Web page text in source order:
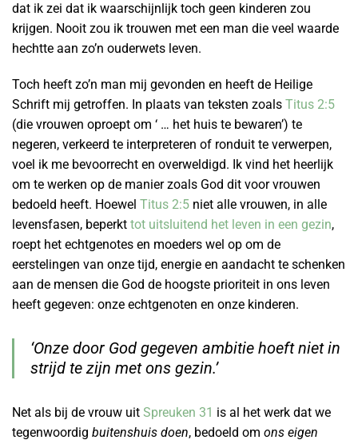
dat ik zei dat ik waarschijnlijk toch geen kinderen zou
krijgen. Nooit zou ik trouwen met een man die veel waarde
hechtte aan zo’n ouderwets leven.
Toch heeft zo’n man mij gevonden en heeft de Heilige
Schrift mij getroffen. In plaats van teksten zoals Titus 2:5
(die vrouwen oproept om ‘ … het huis te bewaren’) te
negeren, verkeerd te interpreteren of ronduit te verwerpen,
voel ik me bevoorrecht en overweldigd. Ik vind het heerlijk
om te werken op de manier zoals God dit voor vrouwen
bedoeld heeft. Hoewel Titus 2:5 niet alle vrouwen, in alle
levensfasen, beperkt tot uitsluitend het leven in een gezin,
roept het echtgenotes en moeders wel op om de
eerstelingen van onze tijd, energie en aandacht te schenken
aan de mensen die God de hoogste prioriteit in ons leven
heeft gegeven: onze echtgenoten en onze kinderen.
‘Onze door God gegeven ambitie hoeft niet in
strijd te zijn met ons gezin.’
Net als bij de vrouw uit Spreuken 31 is al het werk dat we
tegenwoordig buitenshuis doen, bedoeld om ons eigen